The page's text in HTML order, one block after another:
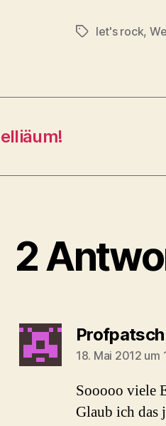
Schlagwörter
let's rock,
2
Profpatsch
18. Mai 2012 um
Sooooo viele
Glaub ich